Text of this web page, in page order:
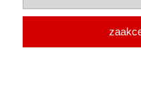
prowadnic | Smar Fuchs |